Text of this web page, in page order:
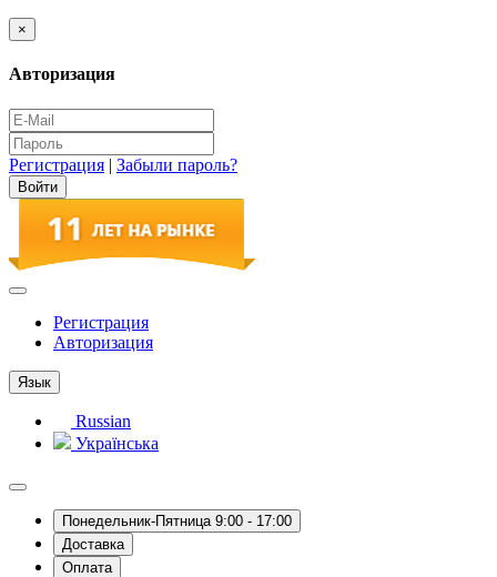
×
Авторизация
Регистрация | Забыли пароль?
Регистрация
Авторизация
Язык
Russian
Українська
Понедельник-Пятница 9:00 - 17:00
Доставка
Оплата